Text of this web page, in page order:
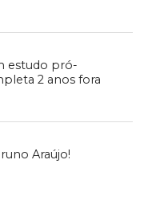
estudo pró-
2 anos fora
Araújo!